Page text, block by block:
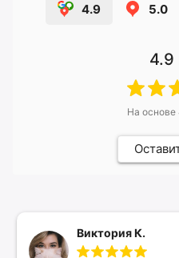
4.9 5.0
4.9
На основе
Виктория К.